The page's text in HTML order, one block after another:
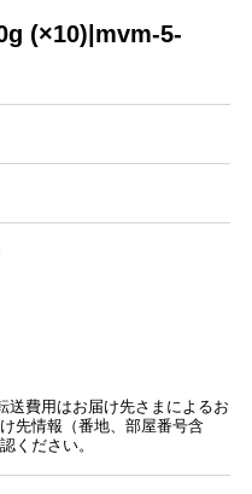
(×10)|mvm-5-
送費用はお届け先さまによるお
先情報（番地、部屋番号含
ください。